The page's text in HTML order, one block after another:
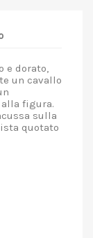
e dorato,
un cavallo
figura.
sulla
quotato